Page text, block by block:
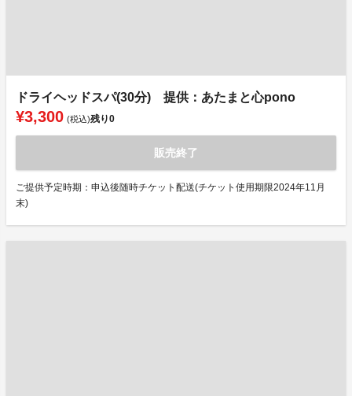
ドライヘッドスパ(30分) 提供：あたまと心pono
¥3,300 (税込)残り0
販売終了
ご提供予定時期：申込後随時チケット配送(チケット使用期限2024年11月
末)